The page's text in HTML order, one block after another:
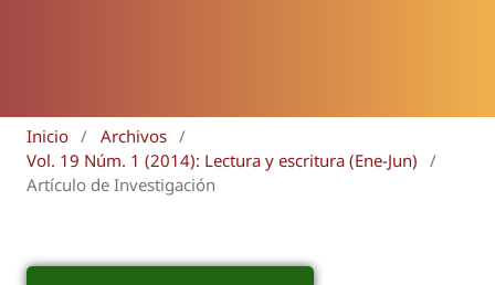
Inicio / Archivos /
Vol. 19 Núm. 1 (2014): Lectura y escritura (Ene-Jun)
/
Artículo de Investigación